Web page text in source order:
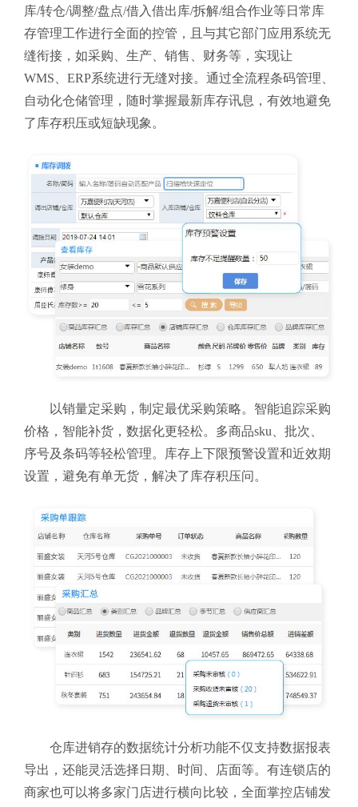
库/转仓/调整/盘点/借入借出库/拆解/组合作业等日常库
存管理工作进行全面的控管，且与其它部门应用系统无
缝衔接，如采购、生产、销售、财务等，实现让
WMS、ERP系统进行无缝对接。通过全流程条码管理、
自动化仓储管理，随时掌握最新库存讯息，有效地避免
了库存积压或短缺现象。
以销量定采购，制定最优采购策略。智能追踪采购
价格，智能补货，数据化更轻松。多商品sku、批次、
序号及条码等轻松管理。库存上下限预警设置和近效期
设置，避免有单无货，解决了库存积压问。
仓库进销存的数据统计分析功能不仅支持数据报表
导出，还能灵活选择日期、时间、店面等。有连锁店的
商家也可以将多家门店进行横向比较，全面掌控店铺发